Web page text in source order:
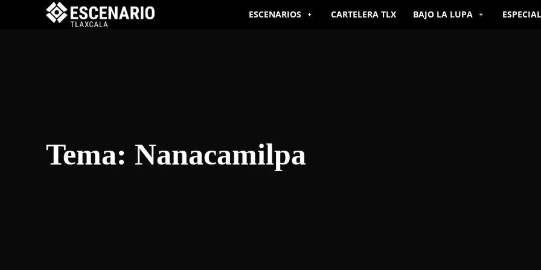
ESCENARIOS CARTELERA TLX BAJO LA LUPA
Tema: Nanacamilpa